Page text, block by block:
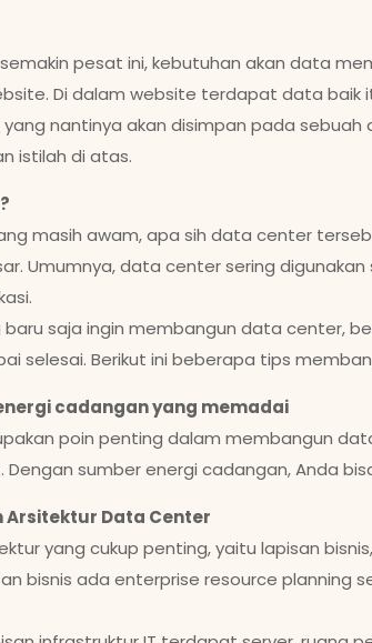
pesat ini, kebutuhan akan data
Di dalam website terdapat data baik
nantinya akan disimpan pada
istilah di atas.
masih awam, apa sih data center
Umumnya, data center sering
baru saja ingin membangun data center,
selesai. Berikut ini beberapa tips
cadangan yang memadai
poin penting dalam membangun
sumber energi cadangan, Anda
Arsitektur Data Center
yang cukup penting, yaitu lapisan
bisnis ada enterprise resource planning